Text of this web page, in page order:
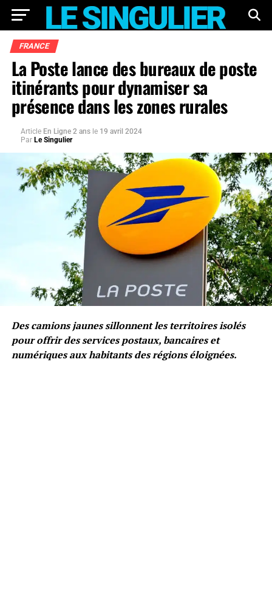
FRANCE
La Poste lance des bureaux de poste
itinérants pour dynamiser sa
présence dans les zones rurales
Article En Ligne 2 ans le 19 avril 2024
Par Le Singulier
Des camions jaunes sillonnent les territoires isolés
pour offrir des services postaux, bancaires et
numériques aux habitants des régions éloignées.